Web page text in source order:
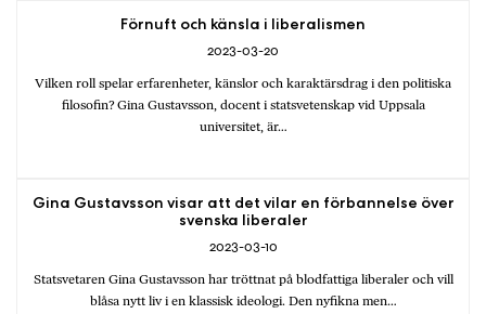
2023-03-20
Förnuft och känsla i liberalismen
Vilken roll spelar erfarenheter, känslor och karaktärsdrag i den politiska
filosofin? Gina Gustavsson, docent i statsvetenskap vid Uppsala
universitet, är…
2023-03-10
Gina Gustavsson visar att det vilar en förbannelse över
svenska liberaler
Statsvetaren Gina Gustavsson har tröttnat på blodfattiga liberaler och vill
blåsa nytt liv i en klassisk ideologi. Den nyfikna men…